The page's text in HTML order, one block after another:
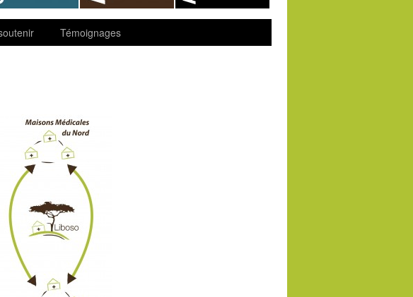
Témoignages